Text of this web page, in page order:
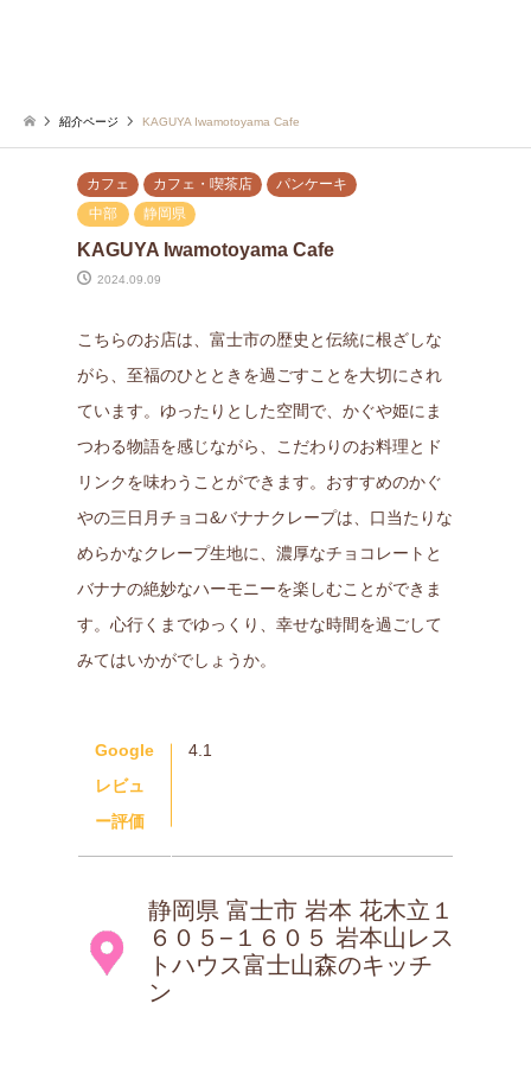
紹介ページ KAGUYA Iwamotoyama Cafe
カフェ カフェ・喫茶店
パンケーキ
中部
静岡県
KAGUYA Iwamotoyama Cafe
2024.09.09
こちらのお店は、富士市の歴史と伝統に根ざしな
がら、至福のひとときを過ごすことを大切にされ
ています。ゆったりとした空間で、かぐや姫にま
つわる物語を感じながら、こだわりのお料理とド
リンクを味わうことができます。おすすめのかぐ
やの三日月チョコ&バナナクレープは、口当たりな
めらかなクレープ生地に、濃厚なチョコレートと
バナナの絶妙なハーモニーを楽しむことができま
す。心行くまでゆっくり、幸せな時間を過ごして
みてはいかがでしょうか。
Google
レビュ
ー評価
4.1
静岡県 富士市 岩本 花木立１
６０５−１６０５ 岩本山レス
トハウス富士山森のキッチ
ン